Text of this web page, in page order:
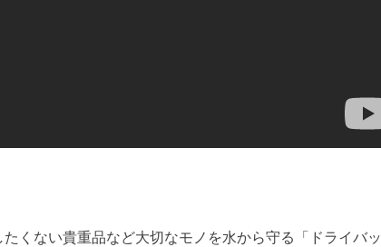
くない貴重品など大切なモノを水から守る「ドライバッ